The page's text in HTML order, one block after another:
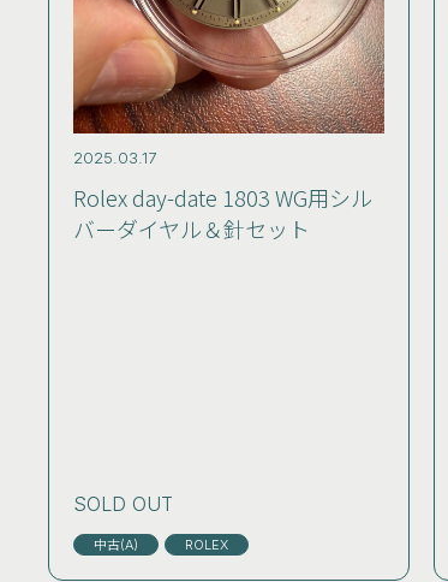
2025.03.17
Rolex day-date 1803 WG用シル
バーダイヤル＆針セット
SOLD OUT
中古(A) ROLEX